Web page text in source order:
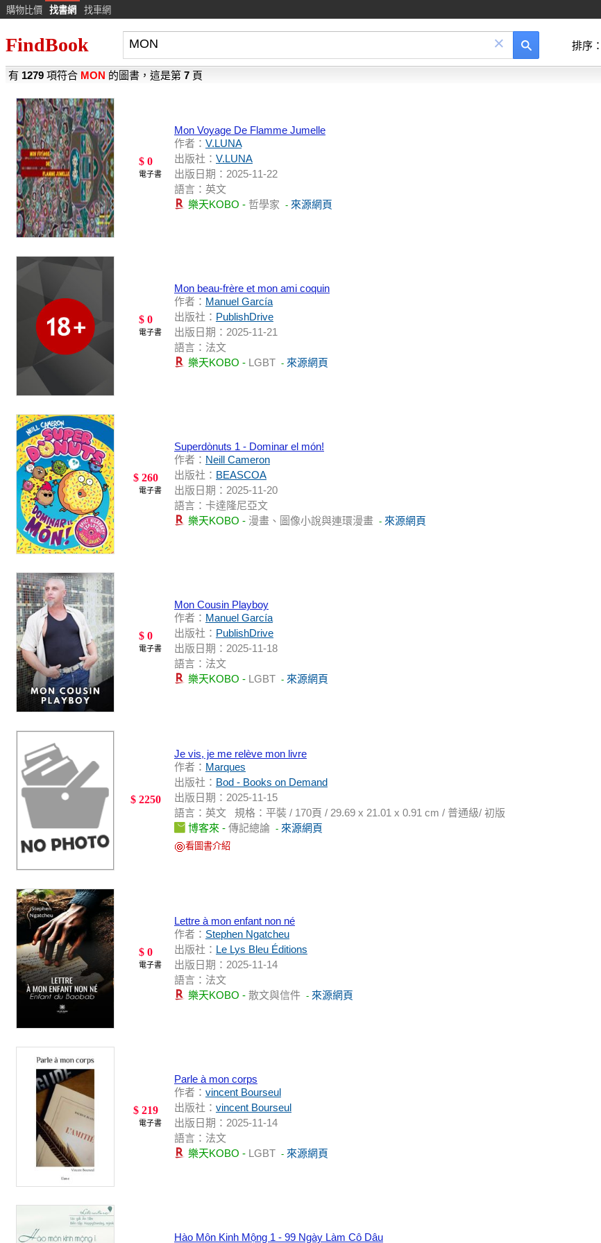
購物比價 找書網 找車網
FindBook × 排序：
有 1279 項符合 MON 的圖書，這是第 7 頁
$ 0
電子書
Mon Voyage De Flamme Jumelle
作者： V.LUNA
出版社： V.LUNA
出版日期：2025-11-22
語言：英文
樂天KOBO - 哲學家 - 來源網頁
$ 0
電子書
Mon beau-frère et mon ami coquin
作者： Manuel García
出版社： PublishDrive
出版日期：2025-11-21
語言：法文
樂天KOBO - LGBT - 來源網頁
$ 260
電子書
Superdònuts 1 - Dominar el món!
作者： Neill Cameron
出版社： BEASCOA
出版日期：2025-11-20
語言：卡達隆尼亞文
樂天KOBO - 漫畫、圖像小說與連環漫畫 - 來源網頁
$ 0
電子書
Mon Cousin Playboy
作者： Manuel García
出版社： PublishDrive
出版日期：2025-11-18
語言：法文
樂天KOBO - LGBT - 來源網頁
$ 2250
Je vis, je me relève mon livre
作者： Marques
出版社： Bod - Books on Demand
出版日期：2025-11-15
語言：英文 規格：平裝 / 170頁 / 29.69 x 21.01 x 0.91 cm / 普通級/ 初版
博客來 - 傳記總論 - 來源網頁
看圖書介紹
$ 0
電子書
Lettre à mon enfant non né
作者： Stephen Ngatcheu
出版社： Le Lys Bleu Éditions
出版日期：2025-11-14
語言：法文
樂天KOBO - 散文與信件 - 來源網頁
$ 219
電子書
Parle à mon corps
作者： vincent Bourseul
出版社： ​vincent Bourseul
出版日期：2025-11-14
語言：法文
樂天KOBO - LGBT - 來源網頁
Hào Môn Kinh Mộng 1 - 99 Ngày Làm Cô Dâu